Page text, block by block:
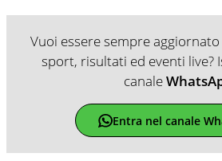
Vuoi essere sempre
sport, risultati ed eventi live?
canale
Entra nel canale